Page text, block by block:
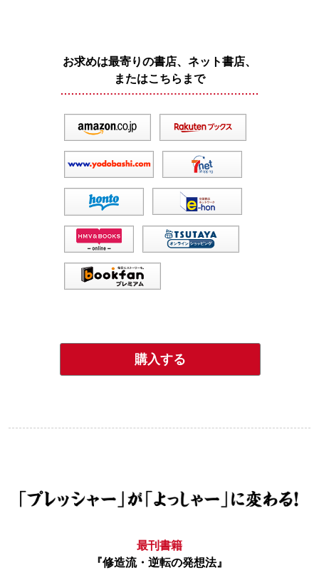
お求めは最寄りの書店、ネット書店、
またはこちらまで
購入する
最刊書籍
『修造流・逆転の発想法』